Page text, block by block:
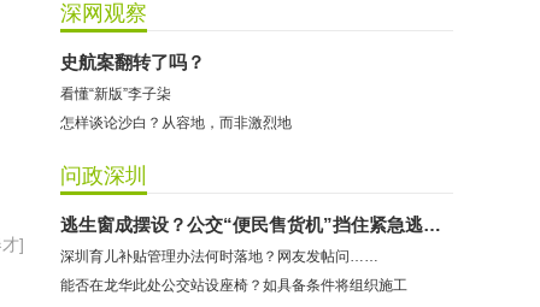
]
深网观察
史航案翻转了吗？
看懂“新版”李子柒
怎样谈论沙白？从容地，而非激烈地
问政深圳
逃生窗成摆设？公交“便民售货机”挡住紧急逃生通道
深圳育儿补贴管理办法何时落地？网友发帖问……
能否在龙华此处公交站设座椅？如具备条件将组织施工
哈尔特健身：商家拒不配合调解
龅牙兔儿童情商训练营：商家承诺退费未履行